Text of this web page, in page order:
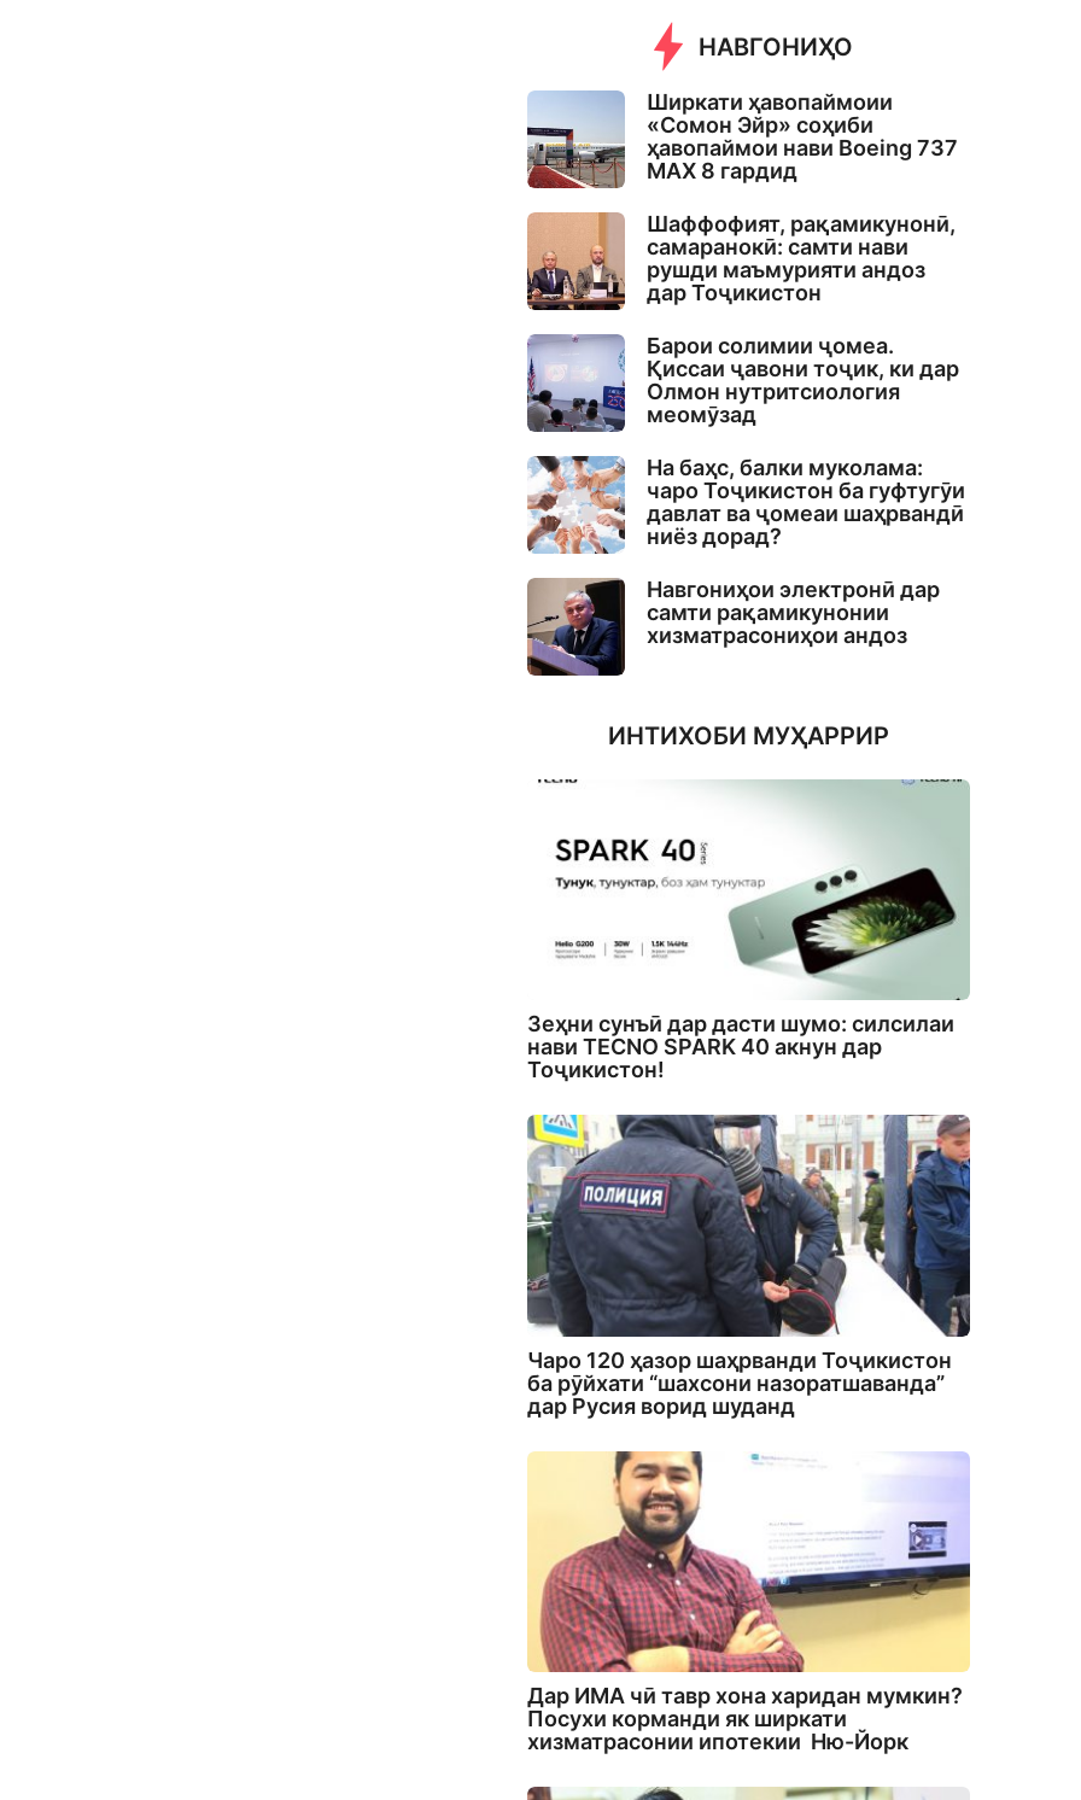
НАВГОНИҲО
Ширкати ҳавопаймоии
«Сомон Эйр» соҳиби
ҳавопаймои нави Boeing 737
MAX 8 гардид
Шаффофият, рақамикунонӣ,
самаранокӣ: самти нави
рушди маъмурияти андоз
дар Тоҷикистон
Барои солимии ҷомеа.
Қиссаи ҷавони тоҷик, ки дар
Олмон нутритсиология
меомӯзад
На баҳс, балки муколама:
чаро Тоҷикистон ба гуфтугӯи
давлат ва ҷомеаи шаҳрвандӣ
ниёз дорад?
Навгониҳои электронӣ дар
самти рақамикунонии
хизматрасониҳои андоз
ИНТИХОБИ МУҲАРРИР
Зеҳни сунъӣ дар дасти шумо: силсилаи
нави TECNO SPARK 40 акнун дар
Тоҷикистон!
Чаро 120 ҳазор шаҳрванди Тоҷикистон
ба рӯйхати “шахсони назоратшаванда”
дар Русия ворид шуданд
Дар ИМА чӣ тавр хона харидан мумкин?
Посухи корманди як ширкати
хизматрасонии ипотекии Ню-Йорк